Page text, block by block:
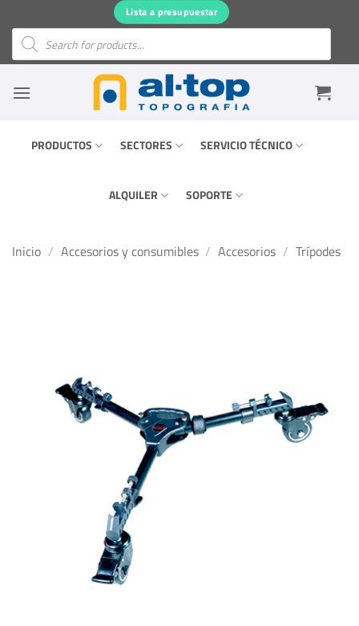
contenido
Lista a presupuestar
Búsqueda
productos
PRODUCTOS SECTORES SERVICIO TÉCNICO
ALQUILER SOPORTE
Inicio / Accesorios y consumibles / Accesorios / Trípodes